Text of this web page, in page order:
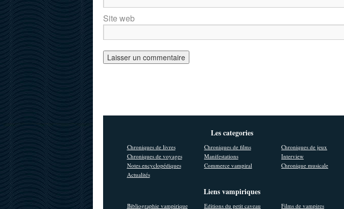
Site web
Les categories
Chroniques de livres Chroniques de films
Chroniques de jeux
Chroniques de voyages
Manifestations
Interview
Notes encyclopédiques
Commerce vampiral
Chronique musicale
Actualités
Liens vampiriques
Bibliographie vampirique Editions du petit caveau Films de vampires